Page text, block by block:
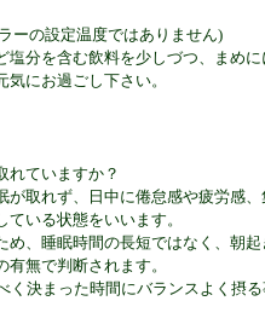
ーの設定温度ではありません)
塩分を含む飲料を少しづつ、まめ
にお過ごし下さい。
れていますか？
が取れず、日中に倦怠感や疲労感
いる状態をいいます。
め、睡眠時間の長短ではなく、朝
無で判断されます。
く決まった時間にバランスよく摂